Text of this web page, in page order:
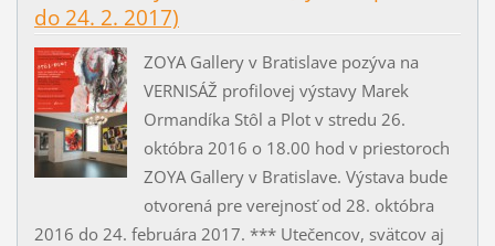
do 24. 2. 2017)
ZOYA Gallery v Bratislave pozýva na
VERNISÁŽ profilovej výstavy Marek
Ormandíka Stôl a Plot v stredu 26.
októbra 2016 o 18.00 hod v priestoroch
ZOYA Gallery v Bratislave. Výstava bude
otvorená pre verejnosť od 28. októbra
2016 do 24. februára 2017. *** Utečencov, svätcov aj